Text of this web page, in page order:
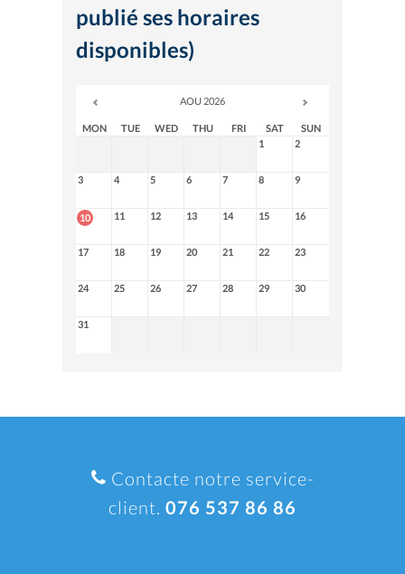
publié ses horaires
disponibles)
AOU 2026
MON TUE WED THU FRI SAT
SUN
1
2
3 4 5 6 7 8 9
10 11 12 13 14 15 16
17 18 19 20 21 22 23
24 25 26 27 28 29 30
31
Contacte notre service-
client. 076 537 86 86